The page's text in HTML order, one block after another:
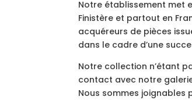
Notre établissement met
Finistère et partout en
acquéreurs de pièces
dans le cadre d’une
Notre collection n’étant
contact avec notre
Nous sommes joignables